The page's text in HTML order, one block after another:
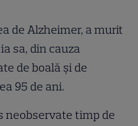
de Alzheimer, a murit
sa, din cauza
de boală și de
95 de ani.
neobservate timp de